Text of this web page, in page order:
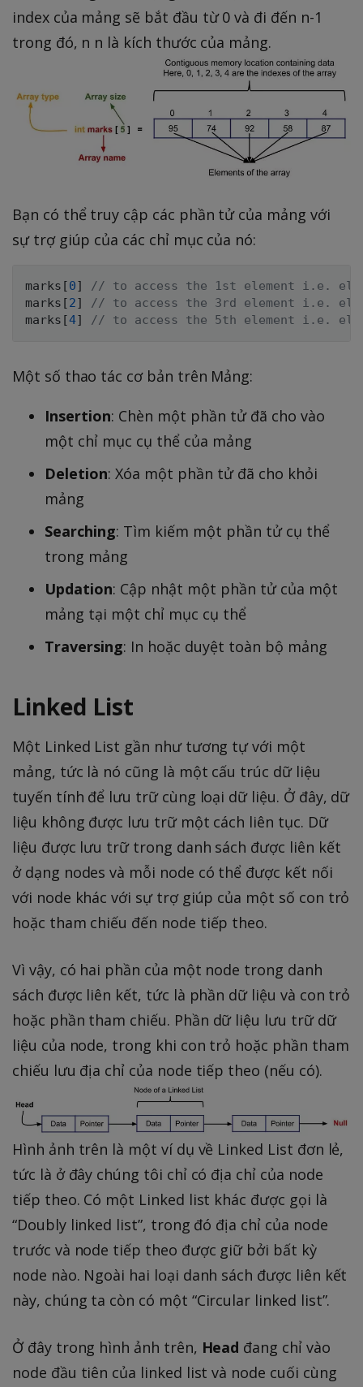
index của mảng sẽ bắt đầu từ 0 và đi đến n-1
trong đó, n n là kích thước của mảng.
Bạn có thể truy cập các phần tử của mảng với
sự trợ giúp của các chỉ mục của nó:
marks [0]
// to access the 1st element i.e.
marks [2]
// to access the 3rd element i.e.
marks [4] // to access the 5th element i.e.
Một số thao tác cơ bản trên Mảng:
Insertion: Chèn một phần tử đã cho vào
một chỉ mục cụ thể của mảng
Deletion: Xóa một phần tử đã cho khỏi
mảng
Searching: Tìm kiếm một phần tử cụ thể
trong mảng
Updation: Cập nhật một phần tử của một
mảng tại một chỉ mục cụ thể
Traversing: In hoặc duyệt toàn bộ mảng
Linked List
Một Linked List gần như tương tự với một
mảng, tức là nó cũng là một cấu trúc dữ liệu
tuyến tính để lưu trữ cùng loại dữ liệu. Ở đây, dữ
liệu không được lưu trữ một cách liên tục. Dữ
liệu được lưu trữ trong danh sách được liên kết
ở dạng nodes và mỗi node có thể được kết nối
với node khác với sự trợ giúp của một số con trỏ
hoặc tham chiếu đến node tiếp theo.
Vì vậy, có hai phần của một node trong danh
sách được liên kết, tức là phần dữ liệu và con trỏ
hoặc phần tham chiếu. Phần dữ liệu lưu trữ dữ
liệu của node, trong khi con trỏ hoặc phần tham
chiếu lưu địa chỉ của node tiếp theo (nếu có).
Hình ảnh trên là một ví dụ về Linked List đơn lẻ,
tức là ở đây chúng tôi chỉ có địa chỉ của node
tiếp theo. Có một Linked list khác được gọi là
“Doubly linked list”, trong đó địa chỉ của node
trước và node tiếp theo được giữ bởi bất kỳ
node nào. Ngoài hai loại danh sách được liên kết
này, chúng ta còn có một “Circular linked list”.
Ở đây trong hình ảnh trên, Head đang chỉ vào
node đầu tiên của linked list và node cuối cùng